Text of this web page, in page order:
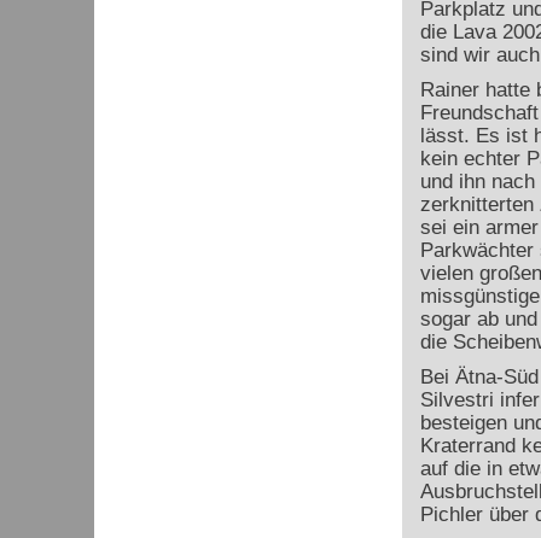
Parkplatz
die Lava
sind wir
Rainer hatte
lässt. Es ist
kein echter
und ihn
zerknitterten
sei ein
vielen
sogar ab
die
Bei Ätna-
Silvestri
besteigen
Kraterrand
auf die in
Pichler über